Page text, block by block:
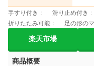
手すり付き 滑り止め付き
折りたたみ可能
足の形の
楽天市場
商品概要